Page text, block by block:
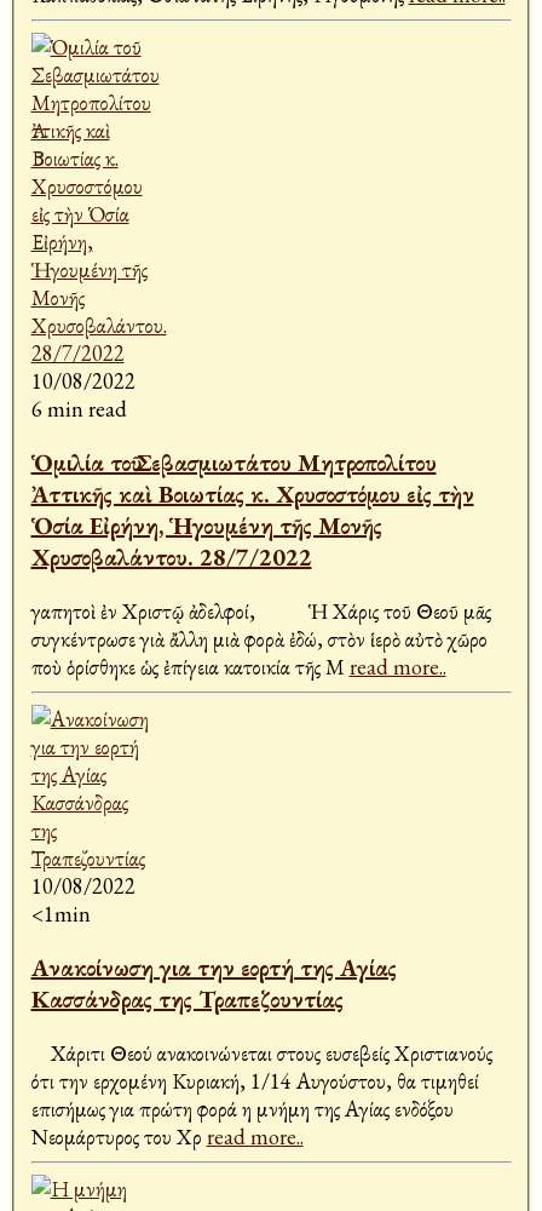
10/08/2022
6 min read
Ὁμιλία τοῦ Σεβασμιωτάτου Μητροπολίτου
Ἀττικῆς καὶ Βοιωτίας κ. Χρυσοστόμου εἰς τὴν
Ὁσία Εἰρήνη, Ἡγουμένη τῆς Μονῆς
Χρυσοβαλάντου. 28/7/2022
Ἀγαπητοὶ ἐν Χριστῷ ἀδελφοί, Ἡ Χάρις τοῦ Θεοῦ μᾶς
συγκέντρωσε γιὰ ἄλλη μιὰ φορὰ ἐδώ, στὸν ἱερὸ αὐτὸ χῶρο
ποὺ ὁρίσθηκε ὡς ἐπίγεια κατοικία τῆς Μ read more..
10/08/2022
<1min
Ανακοίνωση για την εορτή της Αγίας
Κασσάνδρας της Τραπεζουντίας
Χάριτι Θεού ανακοινώνεται στους ευσεβείς Χριστιανούς
ότι την ερχομένη Κυριακή, 1/14 Αυγούστου, θα τιμηθεί
επισήμως για πρώτη φορά η μνήμη της Αγίας ενδόξου
Νεομάρτυρος του Χρ read more..